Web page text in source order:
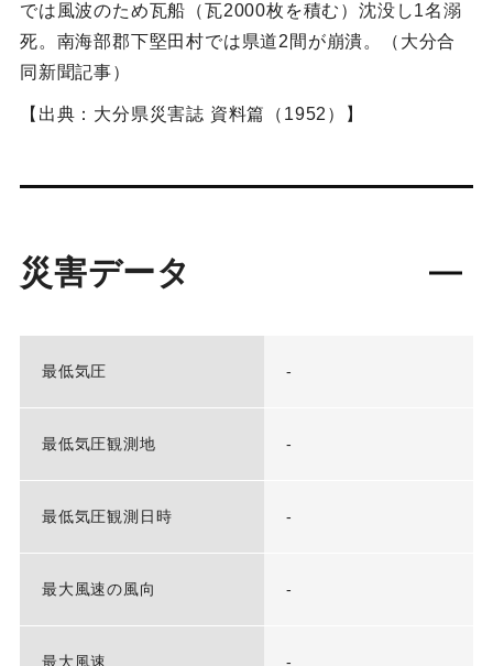
では風波のため瓦船（瓦2000枚を積む）沈没し1名溺
死。南海部郡下堅田村では県道2間が崩潰。（大分合
同新聞記事）
【出典：大分県災害誌 資料篇（1952）】
災害データ
最低気圧 -
最低気圧観測地 -
最低気圧観測日時 -
最大風速の風向 -
最大風速 -